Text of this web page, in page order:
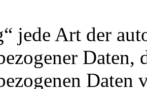
jede Art der
Daten,
Daten